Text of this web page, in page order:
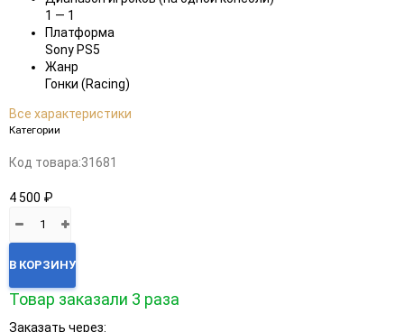
1 — 1
Платформа
Sony PS5
Жанр
Гонки (Racing)
Все характеристики
Категории
Код товара:31681
4 500 ₽
В КОРЗИНУ
Товар заказали 3 раза
Заказать через: